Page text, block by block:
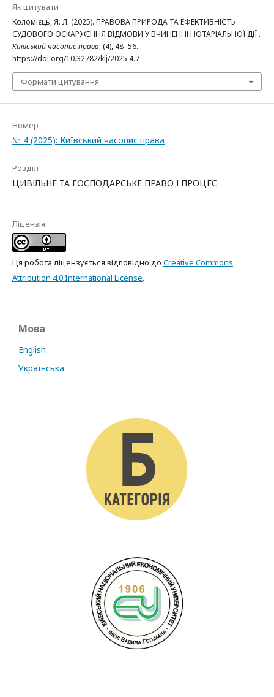
Як цитувати
Коломієць, Я. Л. (2025). ПРАВОВА ПРИРОДА ТА ЕФЕКТИВНІСТЬ
СУДОВОГО ОСКАРЖЕННЯ ВІДМОВИ У ВЧИНЕННІ НОТАРІАЛЬНОЇ ДІЇ .
Київський часопис права, (4), 48–56.
https://doi.org/10.32782/klj/2025.4.7
Формати цитування
Номер
№ 4 (2025): Київський часопис права
Розділ
ЦИВІЛЬНЕ ТА ГОСПОДАРСЬКЕ ПРАВО І ПРОЦЕС
Ліцензія
Ця робота ліцензується відповідно до Creative Commons
Attribution 4.0 International License.
Мова
English
Українська